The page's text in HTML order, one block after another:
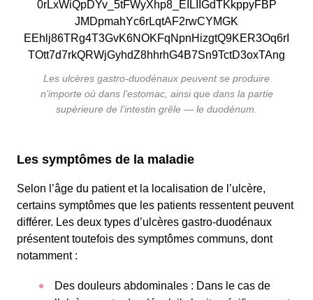
Les ulcères gastro-duodénaux peuvent se produire
n’importe où dans l’estomac, ainsi que dans la partie
supérieure de l’intestin grêle — le duodénum.
Les symptômes de la maladie
Selon l’âge du patient et la localisation de l’ulcère,
certains symptômes que les patients ressentent peuvent
différer. Les deux types d’ulcères gastro-duodénaux
présentent toutefois des symptômes communs, dont
notamment :
Des douleurs abdominales : Dans le cas de